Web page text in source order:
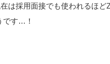
は採用面接でも使われるほ
です…！